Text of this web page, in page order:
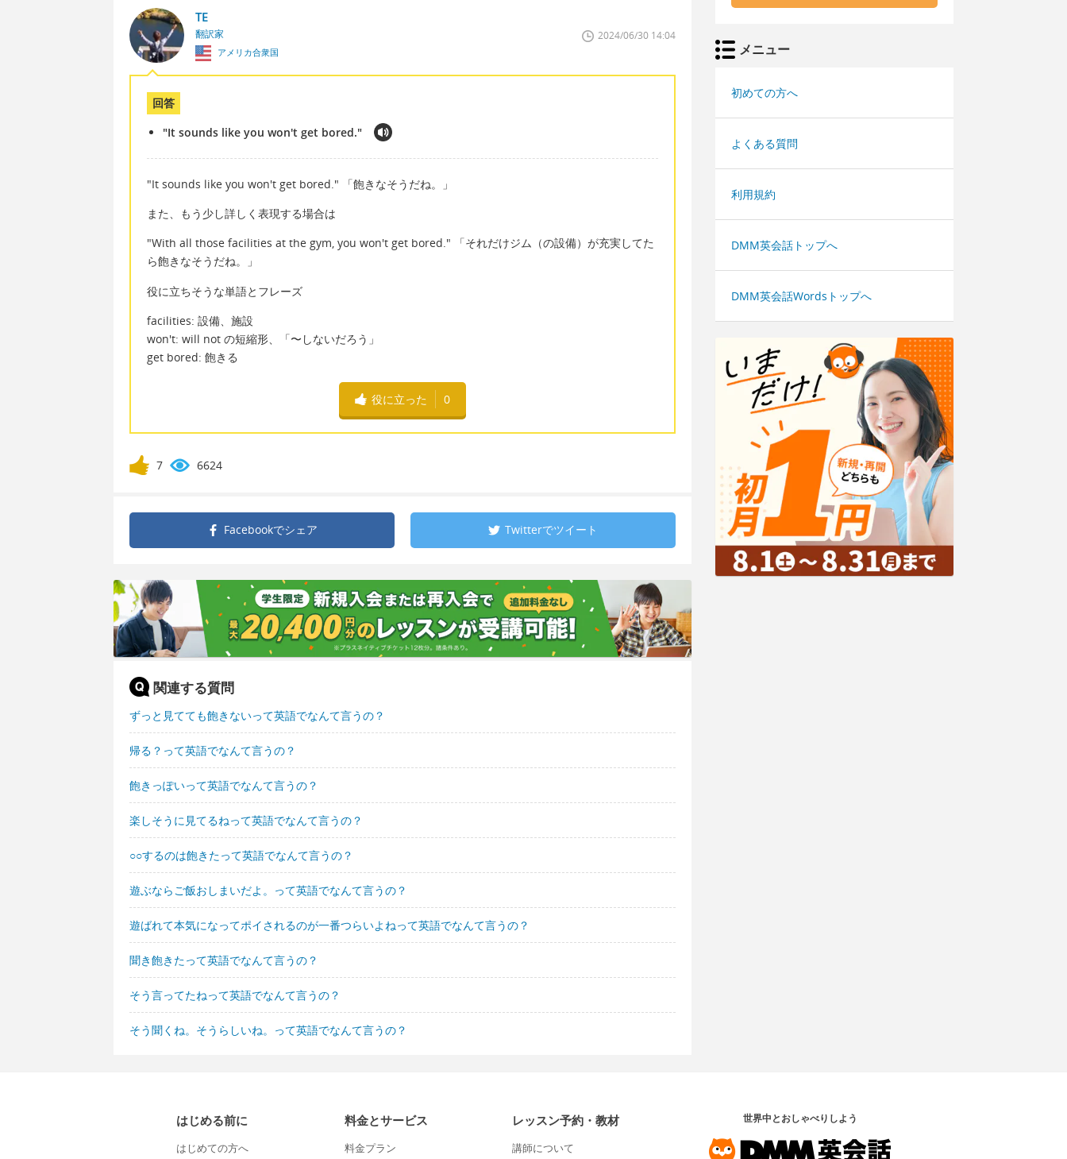
TE
翻訳家
アメリカ合衆国
2024/06/30 14:04
回答
"It sounds like you won't get bored."
"It sounds like you won't get bored." 「飽きなそうだね。」
また、もう少し詳しく表現する場合は
"With all those facilities at the gym, you won't get bored." 「それだけジム（の設備）が充実してた
ら飽きなそうだね。」
役に立ちそうな単語とフレーズ
facilities: 設備、施設
won't: will not の短縮形、「〜しないだろう」
get bored: 飽きる
役に立った 0
7 6624
Facebookでシェア Twitterでツイート
関連する質問
ずっと見てても飽きないって英語でなんて言うの？
帰る？って英語でなんて言うの？
飽きっぽいって英語でなんて言うの？
楽しそうに見てるねって英語でなんて言うの？
○○するのは飽きたって英語でなんて言うの？
遊ぶならご飯おしまいだよ。って英語でなんて言うの？
遊ばれて本気になってポイされるのが一番つらいよねって英語でなんて言うの？
聞き飽きたって英語でなんて言うの？
そう言ってたねって英語でなんて言うの？
そう聞くね。そうらしいね。って英語でなんて言うの？
メニュー
初めての方へ
よくある質問
利用規約
DMM英会話トップへ
DMM英会話Wordsトップへ
はじめる前に
はじめての方へ
料金とサービス
料金プラン
レッスン予約・教材
講師について
世界中とおしゃべりしよう